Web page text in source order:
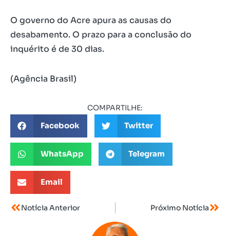
O governo do Acre apura as causas do
desabamento. O prazo para a conclusão do
inquérito é de 30 dias.
(Agência Brasil)
COMPARTILHE:
Facebook Twitter
WhatsApp Telegram
Email
Notícia Anterior Próximo Notícia